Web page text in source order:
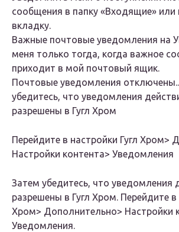
сообщения в папку «Входящие» или
вкладку.
Важные почтовые уведомления на
меня только тогда, когда важное
приходит в мой почтовый ящик.
Почтовые уведомления
убедитесь, что уведомления
разрешены в Гугл Хром
Перейдите в настройки Гугл Хром>
Настройки контента> Уведомления
Затем убедитесь, что уведомления
разрешены в Гугл Хром. Перейдите в
Хром> Дополнительно> Настройки
Уведомления.